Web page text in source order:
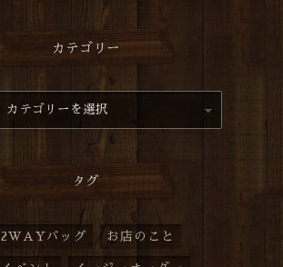
カテゴリー
タグ
2WAYバッグ お店のこと